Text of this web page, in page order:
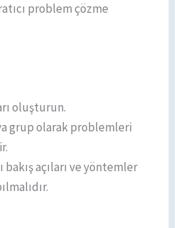
problem çözme
oluşturun.
grup olarak problemleri
açıları ve yöntemler